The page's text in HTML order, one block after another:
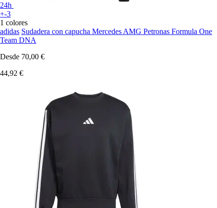
24h
+-3
1 colores
adidas Sudadera con capucha Mercedes AMG Petronas Formula One
Team DNA
Desde 70,00 €
44,92 €